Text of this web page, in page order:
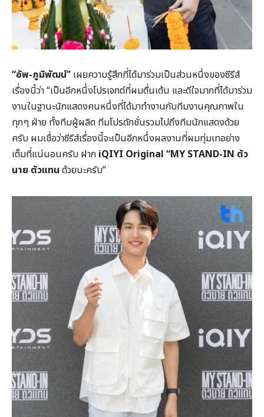
“อัพ-ภูมิพัฒน์” เผยความรู้สึกที่ได้มาร่วมเป็นส่วนหนึ่งของซีรีส์
เรื่องนี้ว่า “เป็นอีกหนึ่งโปรเจกต์ที่ผมตื่นเต้น และดีใจมากที่ได้มาร่วม
งานในฐานะนักแสดงคนหนึ่งที่ได้มาทำงานกับทีมงานคุณภาพใน
ทุกๆ ฝ่าย ทั้งทีมผู้ผลิต ทีมโปรดักชั่นรวมไปถึงทีมนักแสดงด้วย
ครับ ผมเชื่อว่าซีรีส์เรื่องนี้จะเป็นอีกหนึ่งผลงานที่ผมทุ่มเทอย่าง
เต็มที่แน่นอนครับ ฝาก iQIYI Original “MY STAND-IN ตัว
นาย ตัวแทน ด้วยนะครับ”